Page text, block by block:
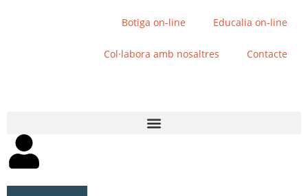
Botiga on-line Educalia on-line
Col·labora amb nosaltres Contacte